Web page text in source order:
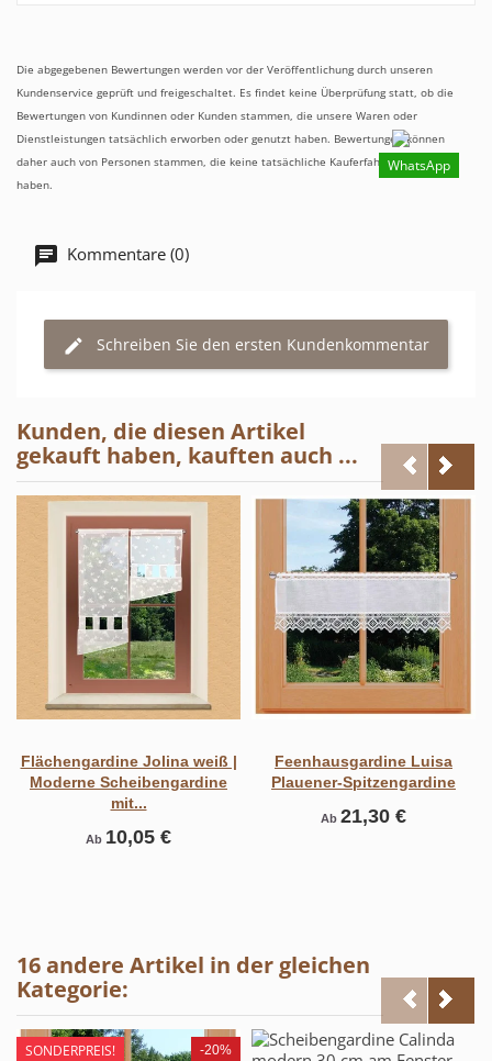
Die abgegebenen Bewertungen werden vor der Veröffentlichung durch unseren
Kundenservice geprüft und freigeschaltet. Es findet keine Überprüfung statt, ob die
Bewertungen von Kundinnen oder Kunden stammen, die unsere Waren oder
Dienstleistungen tatsächlich erworben oder genutzt haben. Bewertungen können
daher auch von Personen stammen, die keine tatsächliche Kauferfahrung gemacht
haben.
Kommentare (0)
Schreiben Sie den ersten Kundenkommentar
Kunden, die diesen Artikel
gekauft haben, kauften auch ...
Flächengardine Jolina weiß |
Moderne Scheibengardine
mit...
Ab 10,05 €
Feenhausgardine Luisa
Plauener-Spitzengardine
Ab 21,30 €
16 andere Artikel in der gleichen
Kategorie:
SONDERPREIS! -20%
WhatsApp